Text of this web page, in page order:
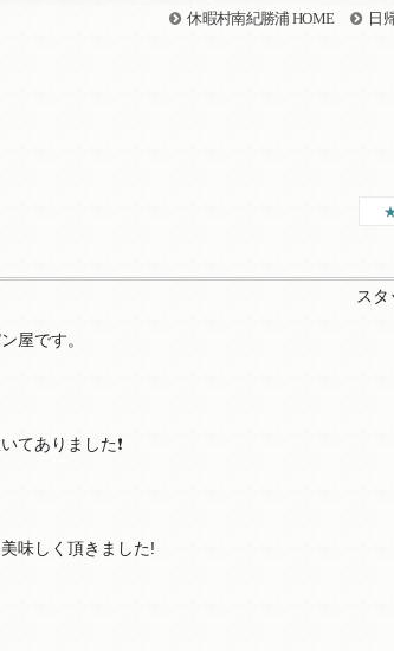
休暇村南紀勝浦 HOME 日
スタ
屋です。
てありました❗
味しく頂きました!